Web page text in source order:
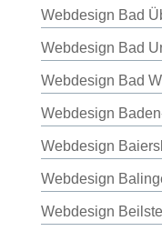
Webdesign Bad
Webdesign Bad
Webdesign Bad
Webdesign
Webdesign
Webdesign
Webdesign